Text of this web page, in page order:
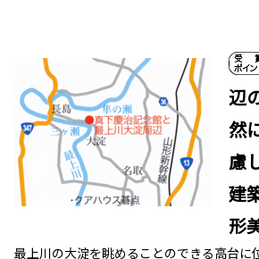
辺
然
慮
建
形
最上川の大淀を眺めることのできる高台に